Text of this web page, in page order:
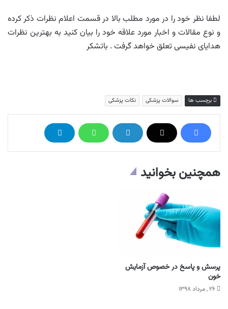
لطفا نظر خود را در مورد مطلب بالا در قسمت اعلام نظرات ذکر کرده
و نوع مقالات و اخبار مورد علاقه خود را بیان کنید به بهترین نظرات
هدایای نفیسی تعلق خواهد گرفت . باتشکر
برچسب ها سوالات پزشکی نکات پزشکی
همچنین بخوانید
پرسش و پاسخ در خصوص آزمایش
خون
۲۶ , مرداد ۱۳۹۸